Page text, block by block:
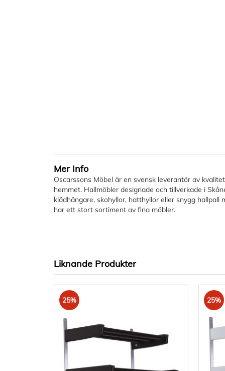
Mer Info
Oscarssons Möbel är en svensk leverantör av
hemmet. Hallmöbler designade och tillverkade i
klädhängare, skohyllor, hatthyllor eller snygg hallpall
har ett stort sortiment av fina möbler.
Liknande Produkter
25% 25%